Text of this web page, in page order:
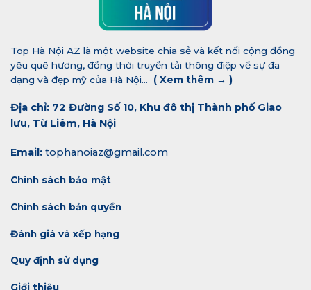
Top Hà Nội AZ là một website chia sẻ và kết nối cộng đồng
yêu quê hương, đồng thời truyền tải thông điệp về sự đa
dạng và đẹp mỹ của Hà Nội... ( Xem thêm → )
Địa chỉ: 72 Đường Số 10, Khu đô thị Thành phố Giao
lưu, Từ Liêm, Hà Nội
Email: tophanoiaz@gmail.com
Chính sách bảo mật
Chính sách bản quyền
Đánh giá và xếp hạng
Quy định sử dụng
Giới thiệu